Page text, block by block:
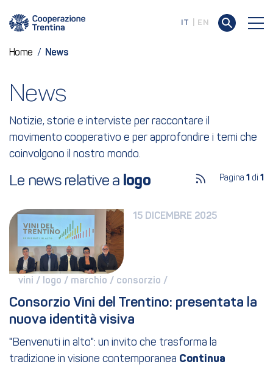
IT EN
Home / News
News
Notizie, storie e interviste per raccontare il
movimento cooperativo e per approfondire i temi che
coinvolgono il nostro mondo.
Le news relative a logo Pagina 1 di 1
15 DICEMBRE 2025
vini / logo / marchio / consorzio /
Consorzio Vini del Trentino: presentata la
nuova identità visiva
"Benvenuti in alto": un invito che trasforma la
tradizione in visione contemporanea